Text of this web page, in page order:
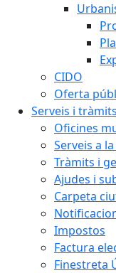
CIDO
Oferta
Serveis i tràmits
Oficines
Serveis a
Tràmits i
Ajudes i
Carpeta
Impostos
Factura
Finestreta